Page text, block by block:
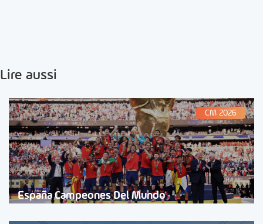
Lire aussi
CM 2026
España Campeones Del Mundo